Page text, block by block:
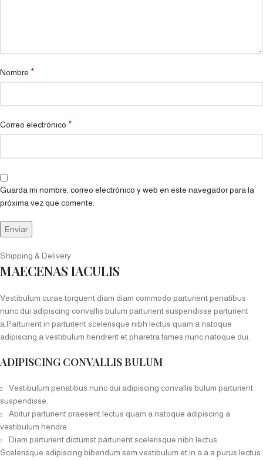
Nombre *
Correo electrónico *
Guarda mi nombre, correo electrónico y web en este navegador para la
próxima vez que comente.
Shipping & Delivery
MAECENAS IACULIS
Vestibulum curae torquent diam diam commodo parturient penatibus
nunc dui adipiscing convallis bulum parturient suspendisse parturient
a.Parturient in parturient scelerisque nibh lectus quam a natoque
adipiscing a vestibulum hendrerit et pharetra fames nunc natoque dui.
ADIPISCING CONVALLIS BULUM
Vestibulum penatibus nunc dui adipiscing convallis bulum parturient
suspendisse.
Abitur parturient praesent lectus quam a natoque adipiscing a
vestibulum hendre.
Diam parturient dictumst parturient scelerisque nibh lectus.
Scelerisque adipiscing bibendum sem vestibulum et in a a a purus lectus